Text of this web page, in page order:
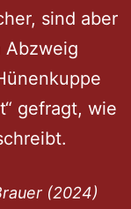
sind aber
Abzweig
gefragt, wie
(2024)